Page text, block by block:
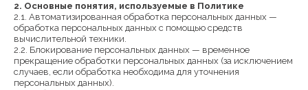
2. Основные понятия, используемые в Политике
2.1. Автоматизированная обработка персональных данных —
обработка персональных данных с помощью средств
вычислительной техники.
2.2. Блокирование персональных данных — временное
прекращение обработки персональных данных (за исключением
случаев, если обработка необходима для уточнения
персональных данных).